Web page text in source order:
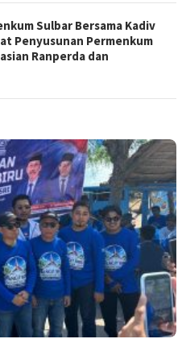
Sulbar Bersama Kadiv
Penyusunan Permenkum
Ranperda dan